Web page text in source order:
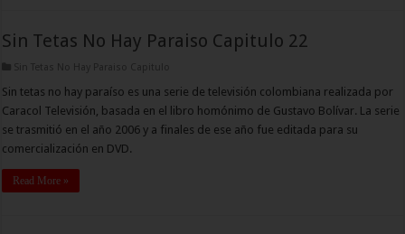
Sin Tetas No Hay Paraiso Capitulo 22
Sin Tetas No Hay Paraiso Capitulo
Sin tetas no hay paraíso es una serie de televisión colombiana realizada por
Caracol Televisión, basada en el libro homónimo de Gustavo Bolívar. La serie
se trasmitió en el año 2006 y a finales de ese año fue editada para su
comercialización en DVD.
Read More »